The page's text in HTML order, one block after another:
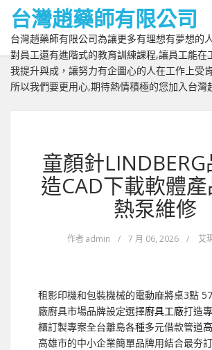
台灣趙藥師有限公司
台灣趙藥師有限公司為讓更多有理想有夢想的
對員工還有進階式的教育訓練課程,讓員工能在
我提升與成，讓努力有企圖心的人在工作上受
所以我們要更用心,期待熱情積極的您加入台灣
童顏針
造CAD下載軟體
熱泵維修
作者admin / 7 月 06, 2026 / 艾
租影印機和包裝機械的電動麻將桌3點
廠廚具市場品牌設定選擇廚具工廠打造
櫃訂製專案全台離島各種多元借款管道
高雄市的中小企業簡單品牌用結合最夯